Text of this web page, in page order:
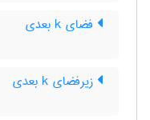
فضای k بعدی
زیرفضای k بعدی